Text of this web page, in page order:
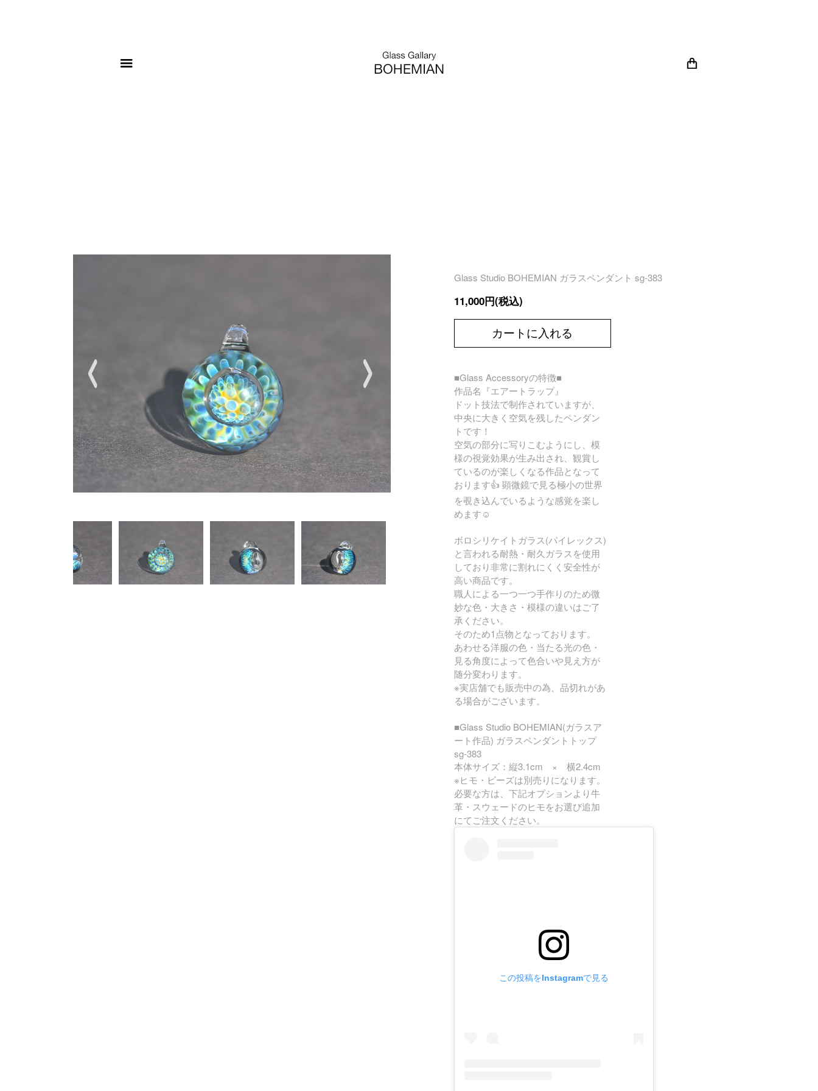
Glass Studio BOHEMIAN ガラスペンダント sg-383
11,000円(税込)
カートに入れる
■Glass Accessoryの特徴■
作品名『エアートラップ』
ドット技法で制作されていますが、
中央に大きく空気を残したペンダン
トです！
空気の部分に写りこむようにし、模
様の視覚効果が生み出され、観賞し
ているのが楽しくなる作品となって
おります👍 顕微鏡で見る極小の世界
を覗き込んでいるような感覚を楽し
めます☺
ボロシリケイトガラス(パイレックス)
と言われる耐熱・耐久ガラスを使用
しており非常に割れにくく安全性が
高い商品です。
職人による一つ一つ手作りのため微
妙な色・大きさ・模様の違いはご了
承ください。
そのため1点物となっております。
あわせる洋服の色・当たる光の色・
見る角度によって色合いや見え方が
随分変わります。
※実店舗でも販売中の為、品切れがあ
る場合がございます。
■Glass Studio BOHEMIAN(ガラスア
ート作品) ガラスペンダントトップ
sg-383
本体サイズ：縦3.1cm × 横2.4cm
※ヒモ・ビーズは別売りになります。
必要な方は、下記オプションより牛
革・スウェードのヒモをお選び追加
にてご注文ください。
この投稿をInstagramで見る